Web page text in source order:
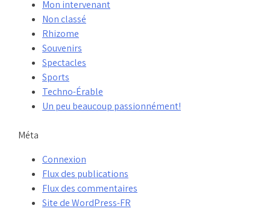
Mon intervenant
Non classé
Rhizome
Souvenirs
Spectacles
Sports
Techno-Érable
Un peu beaucoup passionnément!
Méta
Connexion
Flux des publications
Flux des commentaires
Site de WordPress-FR